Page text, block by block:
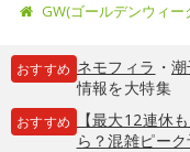
GW(ゴールデンウィー
おすすめ ネモフィラ ・ 潮
情報を大特集
おすすめ
【最大12連休
ら？混雑ピー